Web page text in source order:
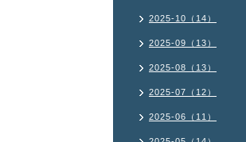
2025-10（14）
2025-09（13）
2025-08（13）
2025-07（12）
2025-06（11）